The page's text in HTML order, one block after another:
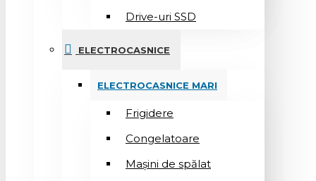
Drive-uri SSD
ELECTROCASNICE
ELECTROCASNICE MARI
Frigidere
Congelatoare
Mașini de spălat